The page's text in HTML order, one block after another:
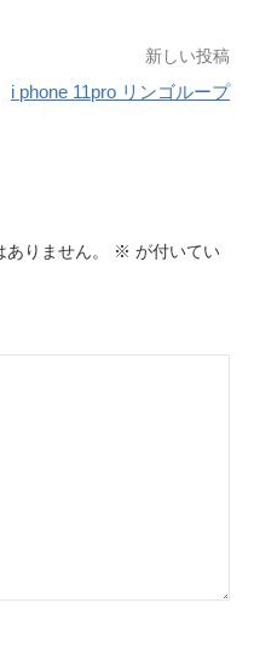
新しい投稿
i phone 11pro リンゴループ
りません。 ※ が付いてい